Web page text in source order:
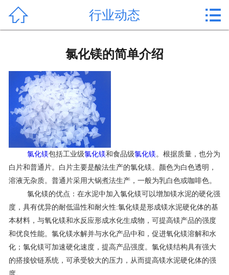
作用用途
行业动态
常见问题
联系我们
 行业动态 
氯化镁的简单介绍
氯化镁包括工业级氯化镁和食品级氯化镁。根据质量，也分为
白片和普通片。白片主要是酸法生产的氯化镁。颜色为白色透明，
溶液无杂质。普通片采用大锅煮法生产，一般为乳白色或咖啡色。
氯化镁的优点：在水泥中加入氯化镁可以增加镁水泥的硬化强
度，具有优异的耐低温性和耐火性:氯化镁是形成镁水泥硬化体的基
本材料，与氧化镁和水反应形成水化生成物，可提高镁产品的强度
和优良性能。氯化镁水解并与水化产品中和，促进氧化镁溶解和水
化；氯化镁可加速硬化速度，提高产品强度。氯化镁结构具有强大
的搭接铰链系统，可承受较大的压力，从而提高镁水泥硬化体的强